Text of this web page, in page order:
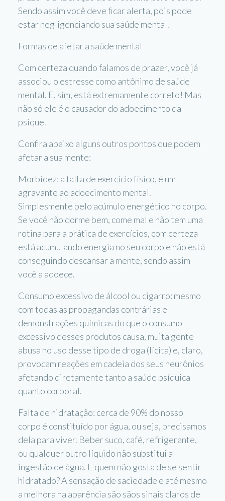
Sendo assim você deve ficar alerta, pois pode
estar negligenciando sua saúde mental.
Formas de afetar a saúde mental
Com certeza quando falamos de prazer, você já
associou o estresse como antônimo de saúde
mental. E, sim, está extremamente correto! Mas
não só ele é o causador do adoecimento da
psique.
Confira abaixo alguns outros pontos que podem
afetar a sua mente:
Morbidez: a falta de exercício físico, é um
agravante ao adoecimento mental.
Simplesmente pelo acúmulo energético no corpo.
Se você não dorme bem, come mal e não tem uma
rotina para a prática de exercícios, com certeza
está acumulando energia no seu corpo e não está
conseguindo descansar a mente, sendo assim
você a adoece.
Consumo excessivo de álcool ou cigarro: mesmo
com todas as propagandas contrárias e
demonstrações químicas do que o consumo
excessivo desses produtos causa, muita gente
abusa no uso desse tipo de droga (lícita) e, claro,
provocam reações em cadeia dos seus neurônios
afetando diretamente tanto a saúde psíquica
quanto corporal.
Falta de hidratação: cerca de 90% do nosso
corpo é constituído por água, ou seja, precisamos
dela para viver. Beber suco, café, refrigerante,
ou qualquer outro líquido não substitui a
ingestão de água. E quem não gosta de se sentir
hidratado? A sensação de saciedade e até mesmo
a melhora na aparência são sãos sinais claros de